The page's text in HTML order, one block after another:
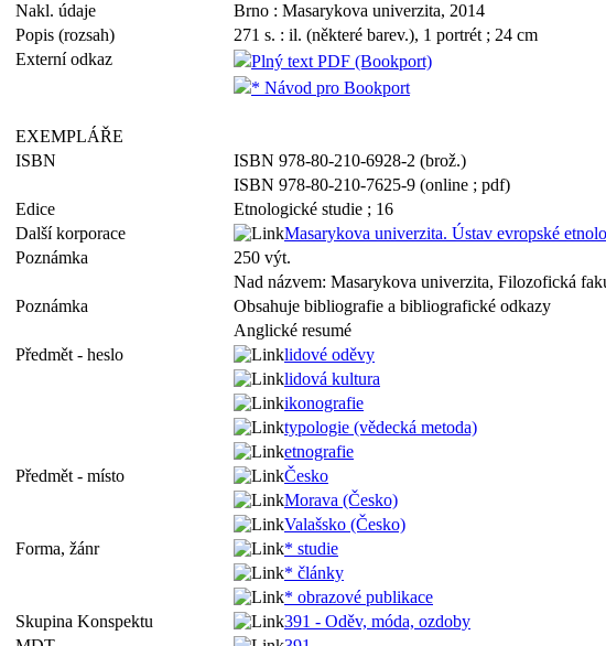
Nakl. údaje
Brno : Masarykova univerzita, 2014
Popis (rozsah)
271 s. : il. (některé barev.), 1 portrét ; 24 cm
Externí odkaz
Plný text PDF (Bookport)
* Návod pro Bookport
EXEMPLÁŘE
ISBN
ISBN 978-80-210-6928-2 (brož.)
ISBN 978-80-210-7625-9 (online ; pdf)
Edice
Etnologické studie ; 16
Další korporace
Masarykova univerzita. Ústav evropské
Poznámka
250 výt.
Nad názvem: Masarykova univerzita, Filozofická
Poznámka
Obsahuje bibliografie a bibliografické odkazy
Anglické resumé
Předmět - heslo
lidové oděvy
lidová kultura
ikonografie
typologie (vědecká metoda)
etnografie
Předmět - místo
Česko
Morava (Česko)
Valašsko (Česko)
Forma, žánr
* studie
* články
* obrazové publikace
Skupina Konspektu
391 - Oděv, móda, ozdoby